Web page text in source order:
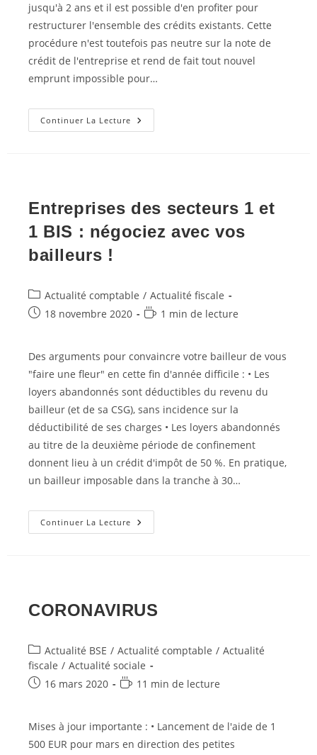
jusqu'à 2 ans et il est possible d'en profiter pour
restructurer l'ensemble des crédits existants. Cette
procédure n'est toutefois pas neutre sur la note de
crédit de l'entreprise et rend de fait tout nouvel
emprunt impossible pour…
Continuer La Lecture PGE
:
Petite
Taille
Entreprises des secteurs 1 et
1 BIS : négociez avec vos
bailleurs !
Post
category:
Actualité comptable / Actualité fiscale
Post18 novembre 2020
Temps1 min de lecture
Des arguments pour convaincre votre bailleur de vous
"faire une fleur" en cette fin d'année difficile : • Les
loyers abandonnés sont déductibles du revenu du
bailleur (et de sa CSG), sans incidence sur la
déductibilité de ses charges • Les loyers abandonnés
au titre de la deuxième période de confinement
donnent lieu à un crédit d'impôt de 50 %. En pratique,
un bailleur imposable dans la tranche à 30…
Continuer La Lecture Entreprises
Des
Négociez
Avec
CORONAVIRUS
Post
category:
Actualité BSE / Actualité comptable / Actualité
fiscale / Actualité sociale
Post16 mars 2020
Temps11 min de lecture
Mises à jour importante : • Lancement de l'aide de 1
500 EUR pour mars en direction des petites